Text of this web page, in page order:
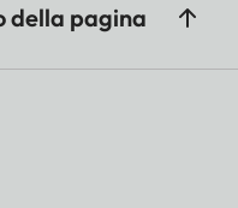
della pagina